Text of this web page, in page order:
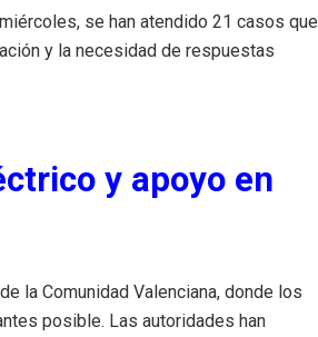
se han atendido 21 casos que
y la necesidad de respuestas
y apoyo en
la Comunidad Valenciana, donde los
posible. Las autoridades han